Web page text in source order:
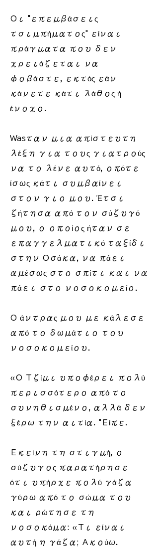
Οι "επεμβάσεις
τσιμπήματος" είναι
πράγματα που δεν
χρειάζεται να
φοβάστε, εκτός εάν
κάνετε κάτι λάθος ή
ένοχο.
Wasταν μια απίστευτη
λέξη για τους γιατρούς
να το λένε αυτό, οπότε
ίσως κάτι συμβαίνει
στον γιο μου. Έτσι
ζήτησα από τον σύζυγό
μου, ο οποίος ήταν σε
επαγγελματικό ταξίδι
στην Οσάκα, να πάει
αμέσως στο σπίτι και να
πάει στο νοσοκομείο.
Ο άντρας μου με κάλεσε
από το δωμάτιο του
νοσοκομείου.
«Ο Τζίμι υποφέρει πολύ
περισσότερο από το
συνηθισμένο, αλλά δεν
ξέρω την αιτία. "Είπε.
Εκείνη τη στιγμή, ο
σύζυγος παρατήρησε
ότι υπήρχε πολύ γάζα
γύρω από το σώμα του
και ρώτησε τη
νοσοκόμα: «Τι είναι
αυτή η γάζα; Ακούω.